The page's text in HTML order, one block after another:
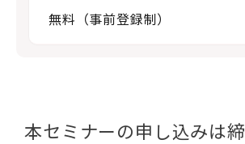
無料（事前登録制）
本セミナーの申し込みは